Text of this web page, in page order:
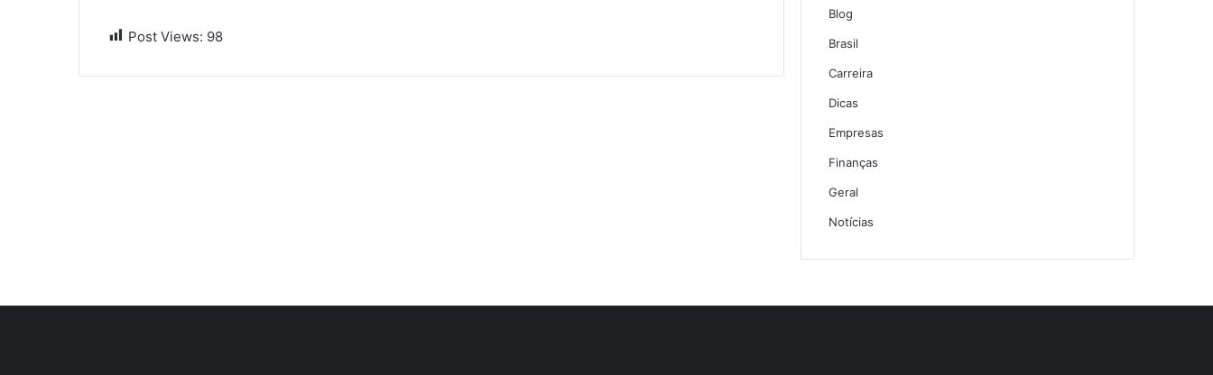
Post Views: 98
Blog
Brasil
Carreira
Dicas
Empresas
Finanças
Geral
Notícias